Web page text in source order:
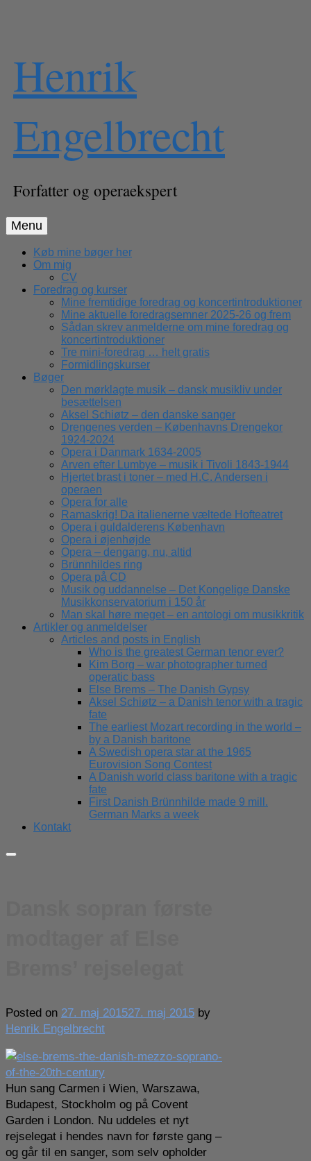
content
Henrik
Engelbrecht
Forfatter og operaekspert
Menu
Køb mine bøger her
Om mig
CV
Foredrag og kurser
Mine fremtidige foredrag og koncertintroduktioner
Mine aktuelle foredragsemner 2025-26 og frem
Sådan skrev anmelderne om mine foredrag og
koncertintroduktioner
Tre mini-foredrag … helt gratis
Formidlingskurser
Bøger
Den mørklagte musik – dansk musikliv under
besættelsen
Aksel Schiøtz – den danske sanger
Drengenes verden – Københavns Drengekor
1924-2024
Opera i Danmark 1634-2005
Arven efter Lumbye – musik i Tivoli 1843-1944
Hjertet brast i toner – med H.C. Andersen i
operaen
Opera for alle
Ramaskrig! Da italienerne væltede Hofteatret
Opera i guldalderens København
Opera i øjenhøjde
Opera – dengang, nu, altid
Brünnhildes ring
Opera på CD
Musik og uddannelse – Det Kongelige Danske
Musikkonservatorium i 150 år
Man skal høre meget – en antologi om musikkritik
Artikler og anmeldelser
Articles and posts in English
Who is the greatest German tenor ever?
Kim Borg – war photographer turned
operatic bass
Else Brems – The Danish Gypsy
Aksel Schiøtz – a Danish tenor with a tragic
fate
The earliest Mozart recording in the world –
by a Danish baritone
A Swedish opera star at the 1965
Eurovision Song Contest
A Danish world class baritone with a tragic
fate
First Danish Brünnhilde made 9 mill.
German Marks a week
Kontakt
Posted on 27. maj 201527. maj 2015 by
Henrik Engelbrecht
Hun sang Carmen i Wien, Warszawa,
Budapest, Stockholm og på Covent
Garden i London. Nu uddeles et nyt
rejselegat i hendes navn for første gang –
og går til en sanger, som selv opholder